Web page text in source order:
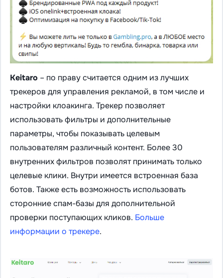
Keitaro – по праву считается одним из лучших
трекеров для управления рекламой, в том числе и
настройки клоакинга. Трекер позволяет
использовать фильтры и дополнительные
параметры, чтобы показывать целевым
пользователям различный контент. Более 30
внутренних фильтров позволят принимать только
целевые клики. Внутри имеется встроенная база
ботов. Также есть возможность использовать
сторонние спам-базы для дополнительной
проверки поступающих кликов. Больше
информации о трекере.